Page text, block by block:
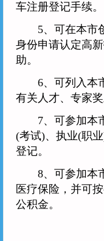
车注册登记手续。
5、可在本市创
身份申请认定高
助。
6、可列入本市
有关人才、专家奖
7、可参加本市
(考试)、执业(职
登记。
8、可参加本市
医疗保险，并可
公积金。